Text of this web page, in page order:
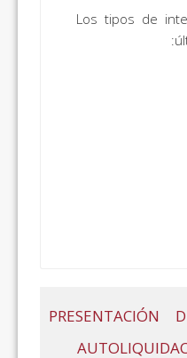
Los tipos de
PRESENTACIÓN